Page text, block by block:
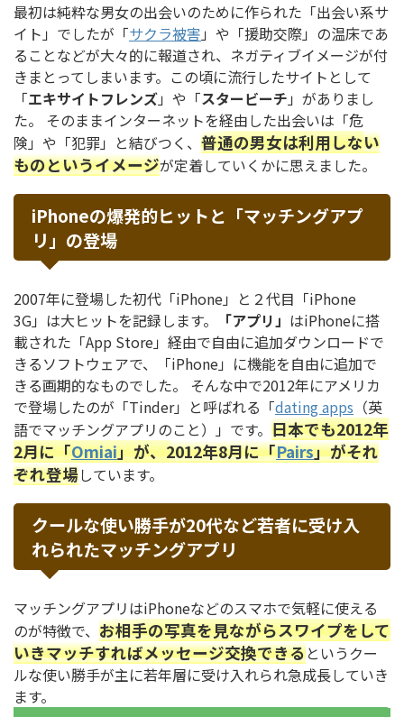
最初は純粋な男女の出会いのために作られた「出会い系サ
イト」でしたが「サクラ被害 」や「援助交際」の温床であ
ることなどが大々的に報道され、ネガティブイメージが付
きまとってしまいます。この頃に流行したサイトとして
「エキサイトフレンズ」や「スタービーチ 」がありまし
た。 そのままインターネットを経由した出会いは「危
険」や「犯罪」と結びつく、 普通の男女は利用しない
ものというイメージが定着していくかに思えました。
iPhoneの爆発的ヒットと「マッチングアプ
リ」の登場
2007年に登場した初代「iPhone」と２代目「iPhone
3G」は大ヒットを記録します。
「アプリ」 はiPhoneに搭
載された「App Store」経由で自由に追加ダウンロードで
きるソフトウェアで、「iPhone」に機能を自由に追加で
きる画期的なものでした。 そんな中で2012年にアメリカ
で登場したのが「Tinder」と呼ばれる「dating apps （英
語でマッチングアプリのこと）」です。 日本でも2012年
2月に「Omiai」が、2012年8月に「Pairs」がそれ
ぞれ登場しています。
クールな使い勝手が20代など若者に受け入
れられたマッチングアプリ
マッチングアプリはiPhoneなどのスマホで気軽に使える
のが特徴で、 お相手の写真を見ながらスワイプをして
いきマッチすればメッセージ交換できるというクー
ルな使い勝手が主に若年層に受け入れられ急成長していき
ます。